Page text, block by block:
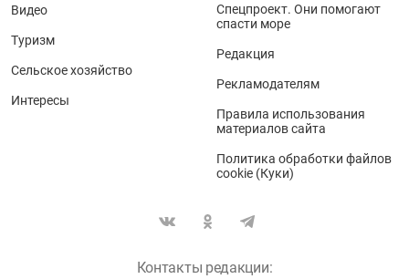
Видео
Туризм
Сельское хозяйство
Интересы
Спецпроект. Они помогают
спасти море
Редакция
Рекламодателям
Правила использования
материалов сайта
Политика обработки файлов
cookie (Куки)
Контакты редакции: